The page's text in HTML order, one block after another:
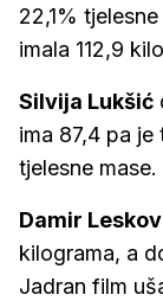
22,1%
imala 112,9
Silvija Lukšić
ima 87,4 pa je
tjelesne mase.
Damir
kilograma, a
Jadran film